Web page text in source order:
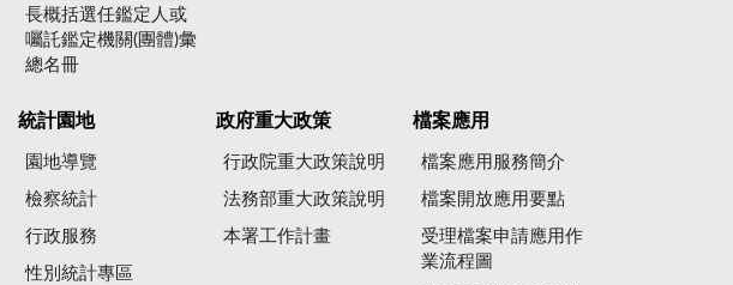
長概括選任鑑定人或
囑託鑑定機關(團體)彙
總名冊
統計園地
園地導覽
檢察統計
行政服務
性別統計專區
政府重大政策
行政院重大政策說明
法務部重大政策說明
本署工作計畫
檔案應用
檔案應用服務簡介
檔案開放應用要點
受理檔案申請應用作
業流程圖